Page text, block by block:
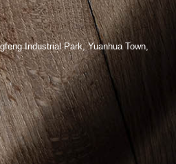
Industrial Park, Yuanhua Town,